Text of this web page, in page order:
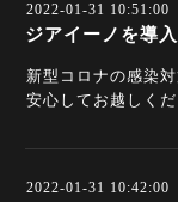
2022-01-31 10:51:00
ジアイーノを導
新型コロナの感染
安心してお越しくだ
2022-01-31 10:42:00